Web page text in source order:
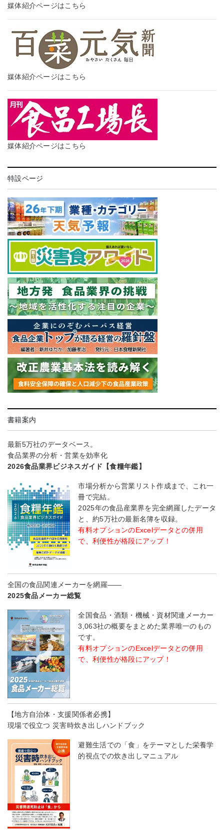
媒体紹介ページはこちら
媒体紹介ページはこちら
媒体紹介ページはこちら
特設ページ
書籍案内
最新5万社のデータベース。
食品業界の分析・営業を効率化
2026食品業界ビジネスガイド【食糧年鑑】
市場分析から営業リスト作成まで、これ一
冊で完結。
2025年の食品産業界を完全網羅したデータ
と、約5万社の最新名簿を収録。
有料オプションのExcelデータとの併用
で、利便性が格段にアップ！
全国の食品関連メーカーを網羅――
2025食品メーカー総覧
全国食品・酒類・機械・資材関連メーカー
3,063社の概要をまとめた業界唯一のもの
です。
有料オプションのExcelデータとの併用
で、利便性が格段にアップ！
【地方自治体・支援関係者必携】
現場で役立つ 災害時炊き出しハンドブック
避難生活での「食」をテーマとした栄養学
的視点での炊き出しマニュアル